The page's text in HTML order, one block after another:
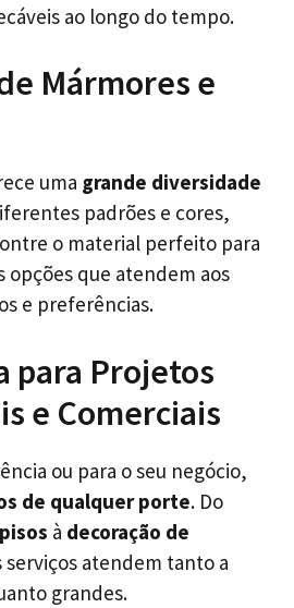
ao longo do tempo.
Mármores e
uma grande diversidade
padrões e cores,
o material perfeito para
opções que atendem aos
e preferências.
para Projetos
e Comerciais
ou para o seu negócio,
de qualquer porte. Do
à decoração de
serviços atendem tanto a
grandes.